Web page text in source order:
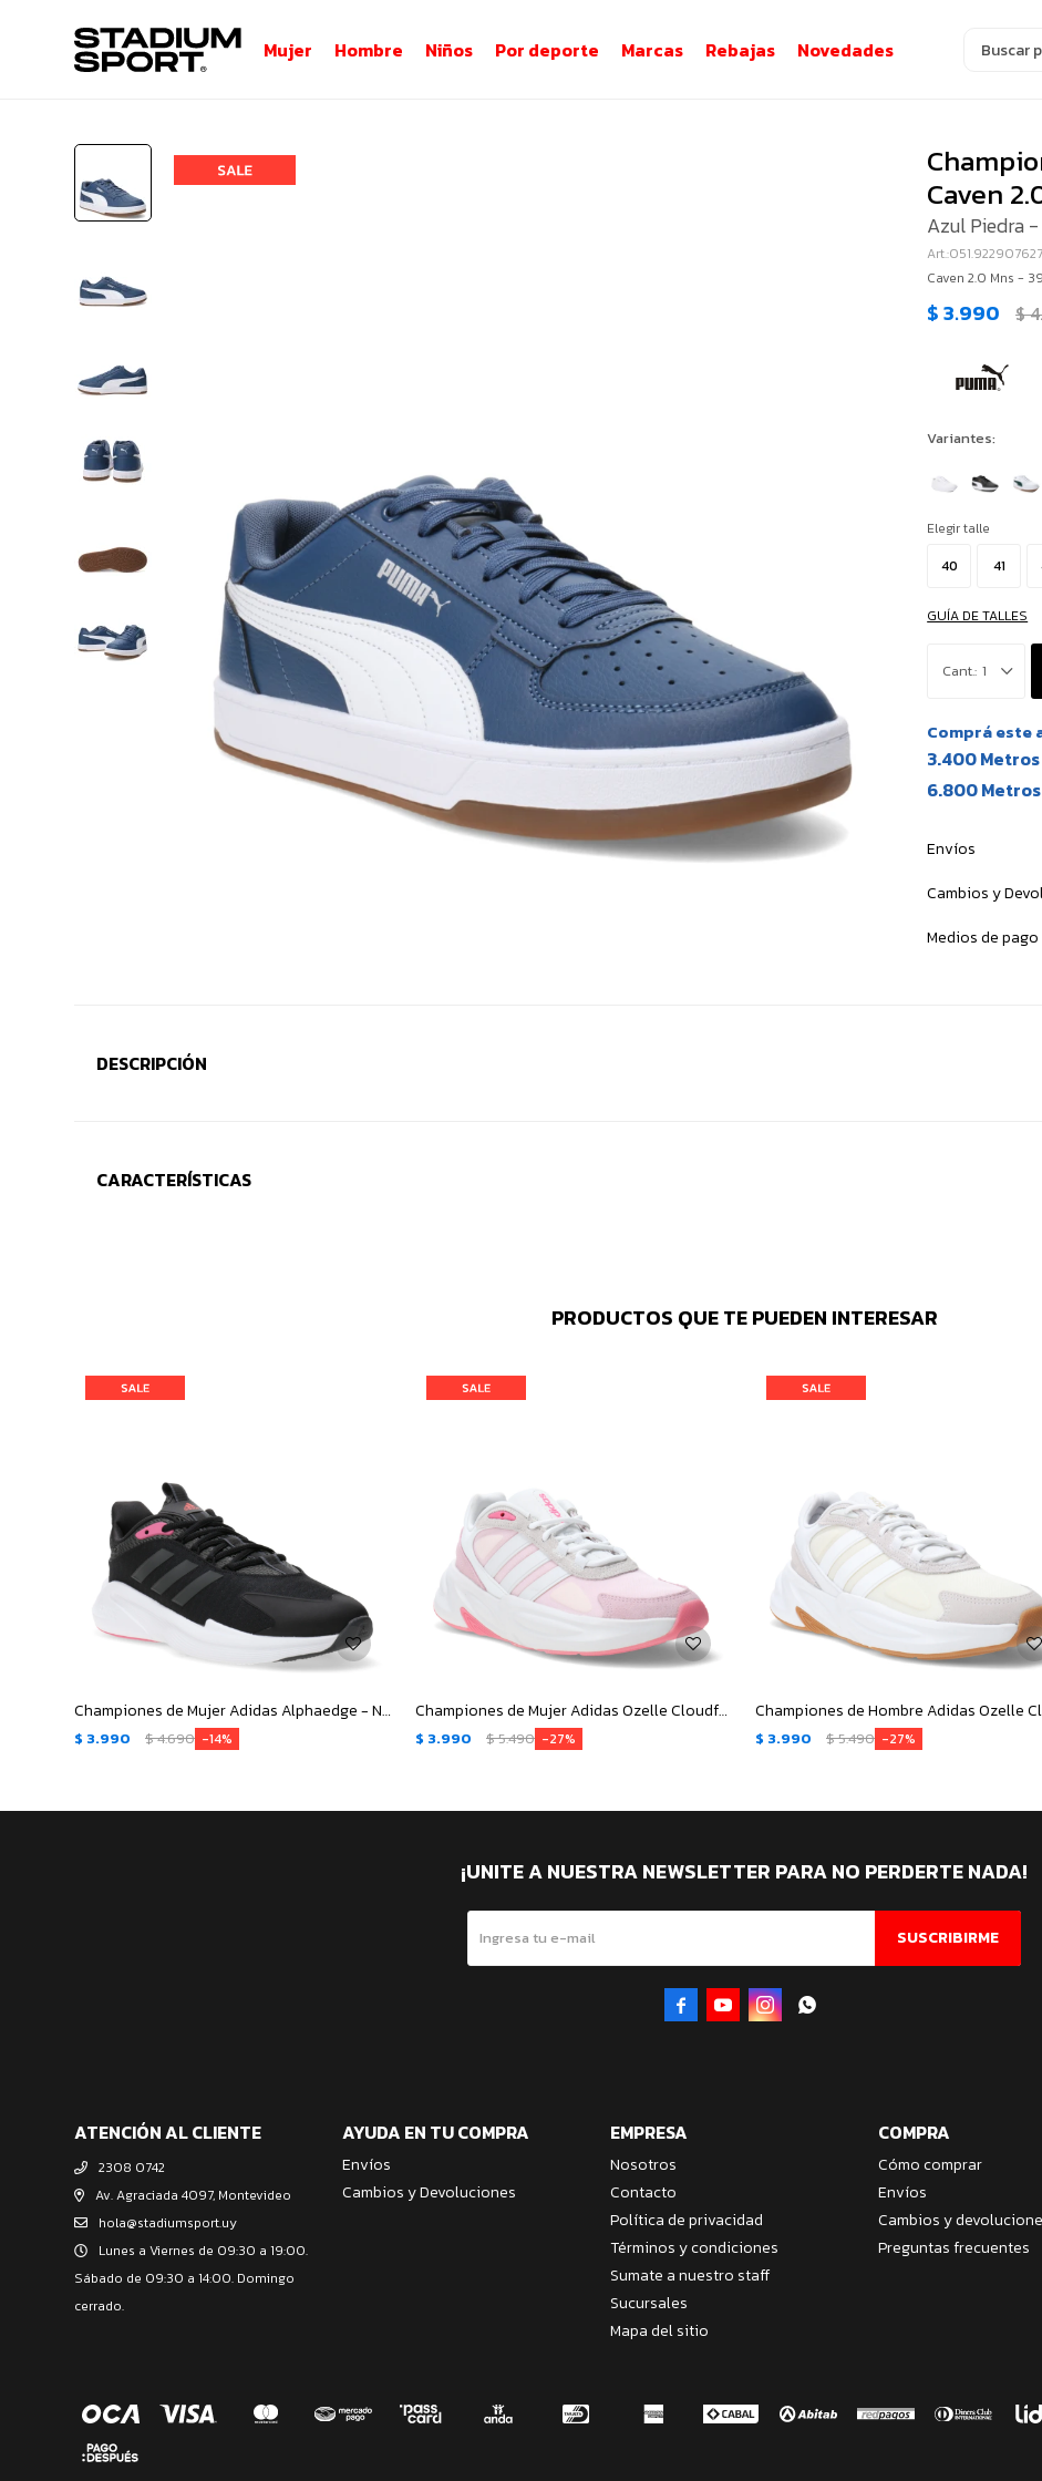
Mujer Hombre Niños Por deporte Marcas Rebajas Novedades
Caven
Azul Piedra
051.922907627
Caven 2.0 Mns -
$3.990 $
Variantes:
Elegir talle
40
41
GUÍA DE TALLES
1
Comprá este
3.400 Metros
6.800 Metros
Envíos
Cambios y
Medios de pago
DESCRIPCIÓN
CARACTERÍSTICAS
PRODUCTOS QUE TE PUEDEN INTERESAR
Championes de Mujer Adidas Alphaedge - Negro - Gris - Rojo
$ 3.990 $4.690 14
Championes de Mujer Adidas Ozelle Cloudfoam - Rosa - Blanco - Gris
$ 3.990 $5.490 27 $ 3.990 $5.490 27
ATENCIÓN AL CLIENTE
2308 0742
Av. Agraciada 4097, Montevideo
hola@stadiumsport.uy
Lunes a Viernes de 09:30 a 19:00.
Sábado de 09:30 a 14:00. Domingo
cerrado.
AYUDA EN TU COMPRA
Envíos
Cambios y Devoluciones
EMPRESA
Nosotros
Contacto
Política de privacidad
Términos y condiciones
Sumate a nuestro staff
Sucursales
Mapa del sitio
COMPRA
Cómo comprar
Envíos
Cambios y
Preguntas frecuentes
¡UNITE A NUESTRA NEWSLETTER PARA NO PERDERTE NADA!
SUSCRIBIRME
   